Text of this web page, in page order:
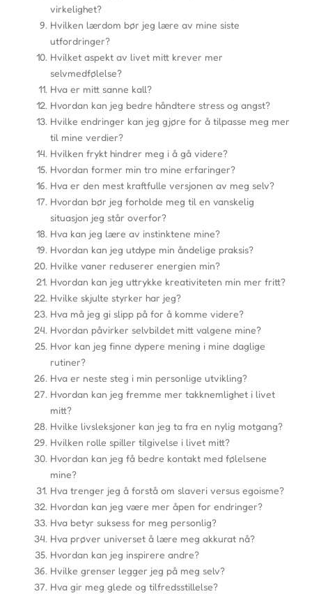
virkelighet?
Hvilken lærdom bør jeg lære av mine siste
utfordringer?
Hvilket aspekt av livet mitt krever mer
selvmedfølelse?
Hva er mitt sanne kall?
Hvordan kan jeg bedre håndtere stress og angst?
Hvilke endringer kan jeg gjøre for å tilpasse meg mer
til mine verdier?
Hvilken frykt hindrer meg i å gå videre?
Hvordan former min tro mine erfaringer?
Hva er den mest kraftfulle versjonen av meg selv?
Hvordan bør jeg forholde meg til en vanskelig
situasjon jeg står overfor?
Hva kan jeg lære av instinktene mine?
Hvordan kan jeg utdype min åndelige praksis?
Hvilke vaner reduserer energien min?
Hvordan kan jeg uttrykke kreativiteten min mer fritt?
Hvilke skjulte styrker har jeg?
Hva må jeg gi slipp på for å komme videre?
Hvordan påvirker selvbildet mitt valgene mine?
Hvor kan jeg finne dypere mening i mine daglige
rutiner?
Hva er neste steg i min personlige utvikling?
Hvordan kan jeg fremme mer takknemlighet i livet
mitt?
Hvilke livsleksjoner kan jeg ta fra en nylig motgang?
Hvilken rolle spiller tilgivelse i livet mitt?
Hvordan kan jeg få bedre kontakt med følelsene
mine?
Hva trenger jeg å forstå om slaveri versus egoisme?
Hvordan kan jeg være mer åpen for endringer?
Hva betyr suksess for meg personlig?
Hva prøver universet å lære meg akkurat nå?
Hvordan kan jeg inspirere andre?
Hvilke grenser legger jeg på meg selv?
Hva gir meg glede og tilfredsstillelse?